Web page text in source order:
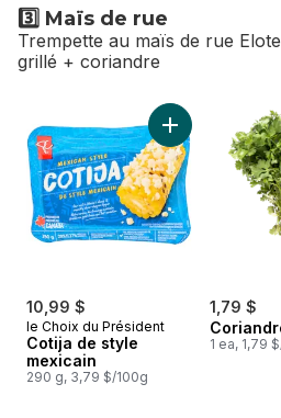
3️⃣ Maïs de rue
Trempette au maïs de rue
grillé + coriandre
sauter 3️⃣ Maïs de rue
10,99 $
le Choix du Président
Cotija de style
mexicain
290 g, 3,79 $/100g
Ajouter Cotija
1,79 $
1 ea, 1,79